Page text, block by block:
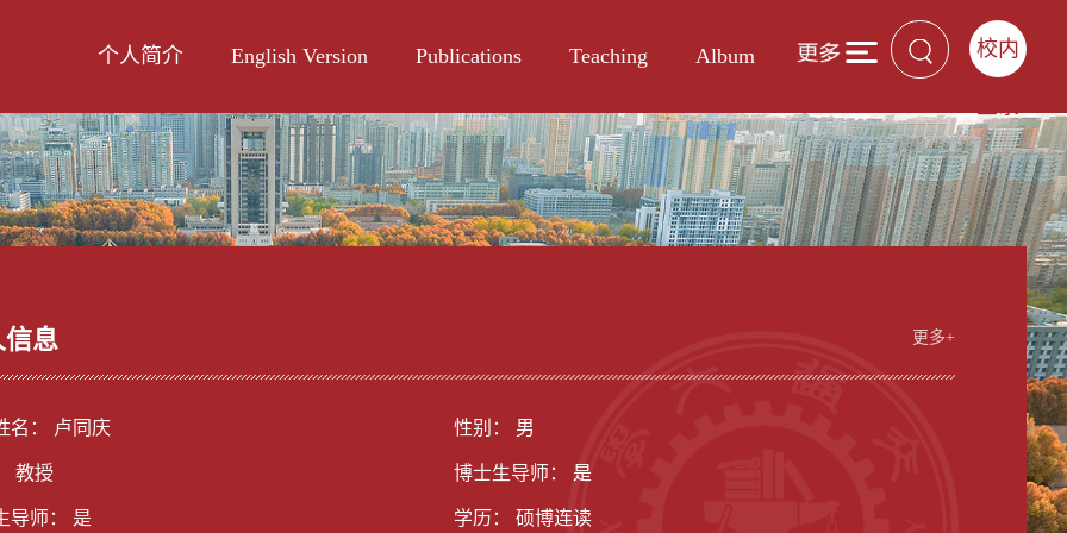
校内
个人简介 English Version Publications Teaching Album
息 更多+
名： 卢同庆 性别： 男
教授 博士生导师： 是
导师： 是 学历： 硕博连读